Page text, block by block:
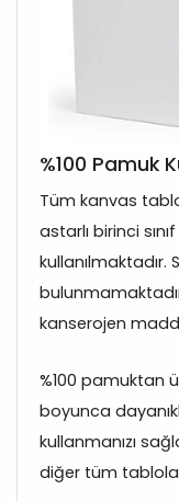
%100 Pamuk
Tüm kanvas
astarlı birinci
kullanılmaktadır.
kanserojen
%100 pamuktan
boyunca
kullanmanızı
diğer tüm